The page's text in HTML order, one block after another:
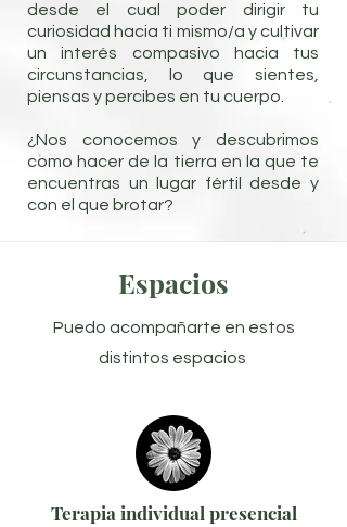
desde el cual poder dirigir tu
curiosidad hacia ti mismo/a y cultivar
un interés compasivo hacia tus
circunstancias, lo que sientes,
piensas y percibes en tu cuerpo.
¿Nos conocemos y descubrimos
como hacer de la tierra en la que te
encuentras un lugar fértil desde y
con el que brotar?
Espacios
Puedo acompañarte en estos
distintos espacios
Terapia individual presencial